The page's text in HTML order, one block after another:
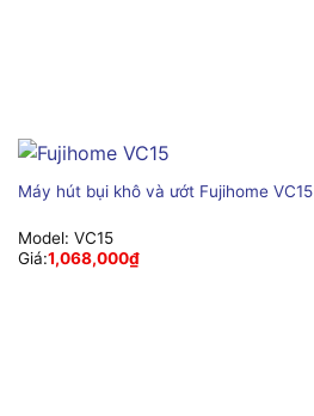
Máy hút bụi khô và ướt Fujihome VC15
Model: VC15
Giá:1,068,000₫